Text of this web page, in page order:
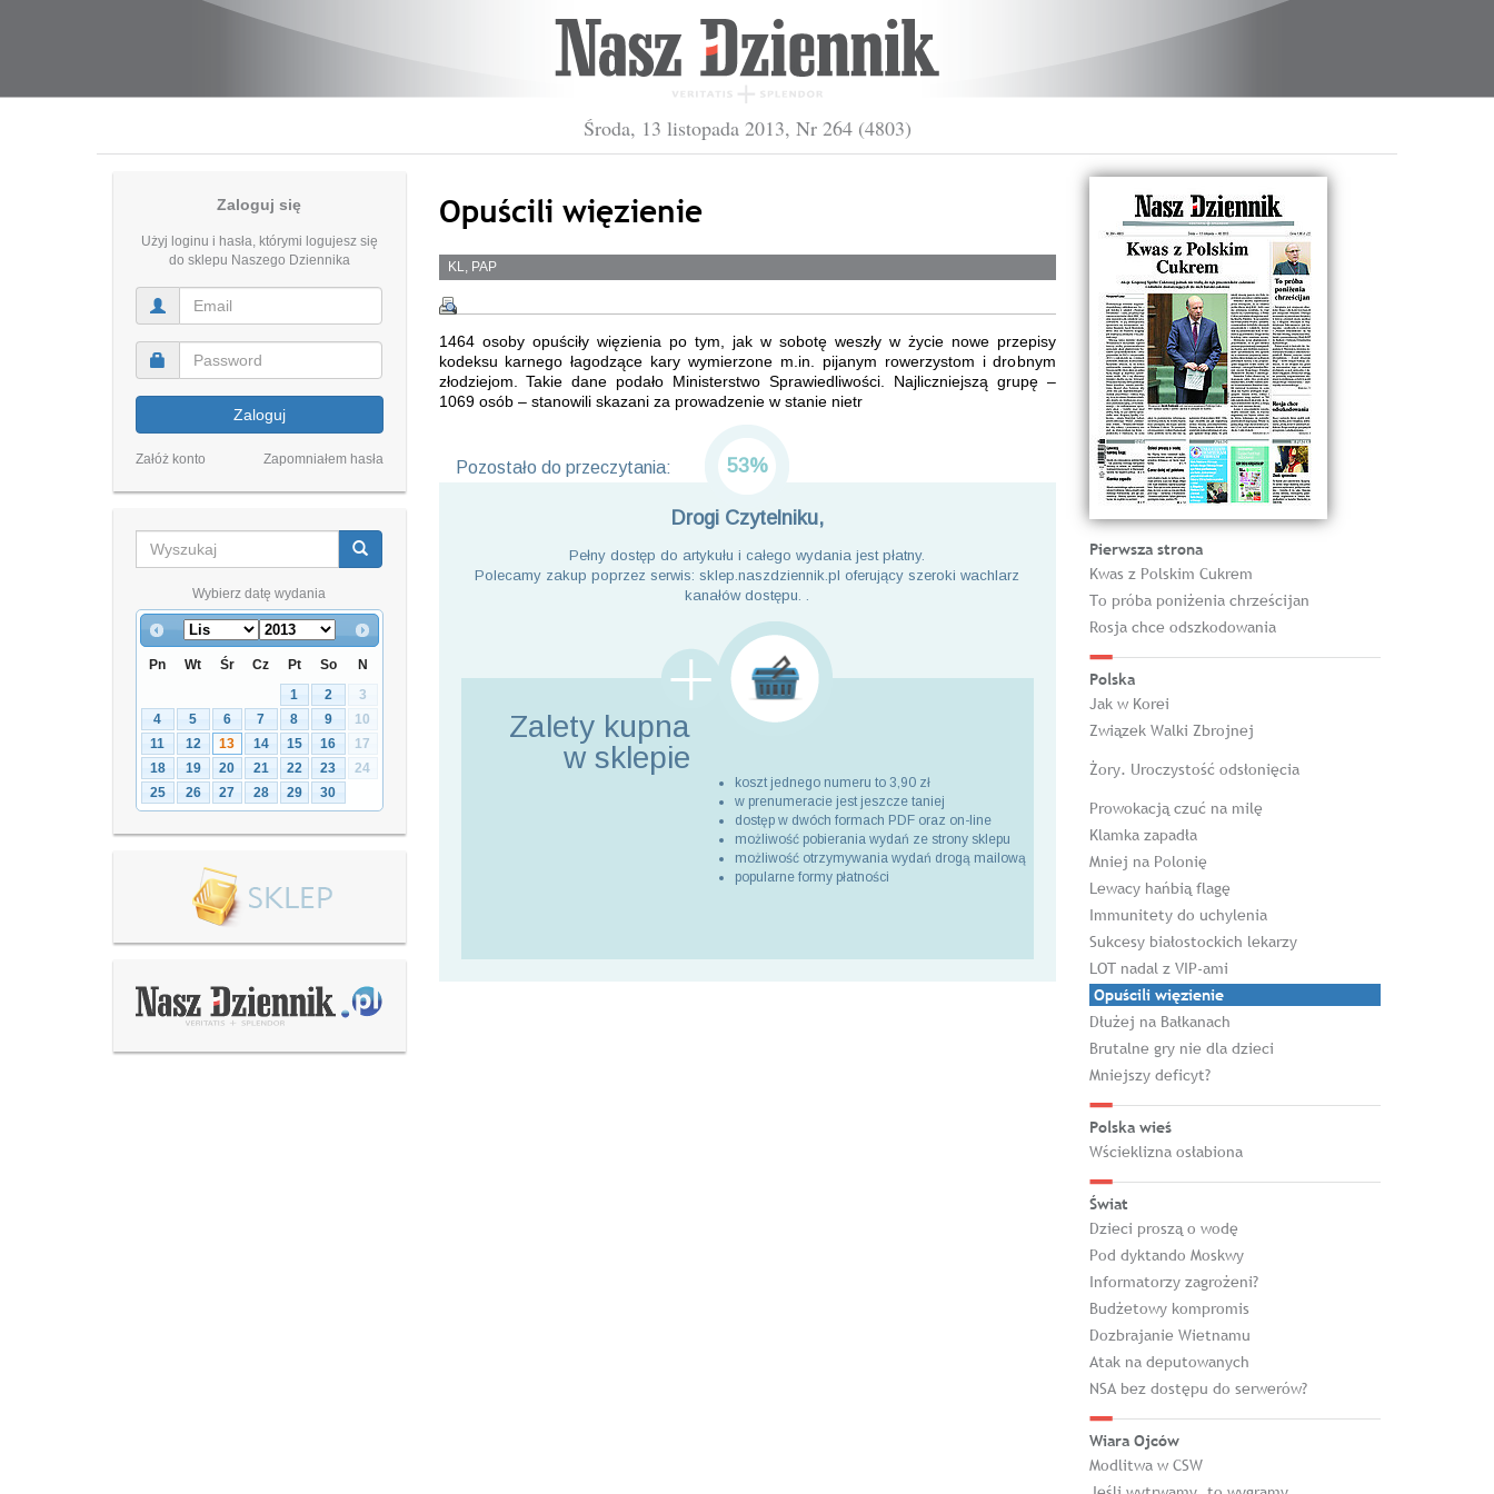
Środa, 13 listopada 2013, Nr 264 (4803)
Zaloguj się
Użyj loginu i hasła, którymi logujesz się
do sklepu Naszego Dziennika
Zaloguj
Załóż konto Zapomniałem hasła
Wybierz datę wydania
Pn Wt Śr Cz Pt So
N
1
2
3
4
5 6 7 8 9
10
11
12 13 14 15 16
17
18
19 20 21 22 23
24
25
26 27 28 29 30
Opuścili więzienie
KL, PAP
1464 osoby opuściły więzienia po tym, jak w sobotę weszły w życie nowe przepisy
kodeksu karnego łagodzące kary wymierzone m.in. pijanym rowerzystom i drobnym
złodziejom. Takie dane podało Ministerstwo Sprawiedliwości. Najliczniejszą grupę –
1069 osób – stanowili skazani za prowadzenie w stanie nietr
Pozostało do przeczytania: 53%
Drogi Czytelniku,
Pełny dostęp do artykułu i całego wydania jest płatny.
Polecamy zakup poprzez serwis: sklep.naszdziennik.pl oferujący szeroki wachlarz
kanałów dostępu. .
Zalety kupna
w sklepie
koszt jednego numeru to 3,90 zł
w prenumeracie jest jeszcze taniej
dostęp w dwóch formach PDF oraz on-line
możliwość pobierania wydań ze strony sklepu
możliwość otrzymywania wydań drogą mailową
popularne formy płatności
Pierwsza strona
Kwas z Polskim Cukrem
To próba poniżenia chrześcijan
Rosja chce odszkodowania
Polska
Jak w Korei
Związek Walki Zbrojnej
Żory. Uroczystość odsłonięcia
Prowokacją czuć na milę
Klamka zapadła
Mniej na Polonię
Lewacy hańbią flagę
Immunitety do uchylenia
Sukcesy białostockich lekarzy
LOT nadal z VIP-ami
Opuścili więzienie
Dłużej na Bałkanach
Brutalne gry nie dla dzieci
Mniejszy deficyt?
Polska wieś
Wścieklizna osłabiona
Świat
Dzieci proszą o wodę
Pod dyktando Moskwy
Informatorzy zagrożeni?
Budżetowy kompromis
Dozbrajanie Wietnamu
Atak na deputowanych
NSA bez dostępu do serwerów?
Wiara Ojców
Modlitwa w CSW